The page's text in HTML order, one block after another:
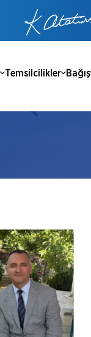
Temsilcilikler Bağış